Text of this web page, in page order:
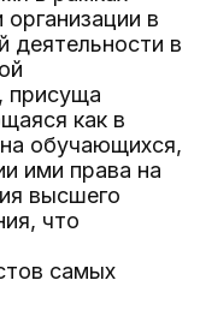
в
деятельности в
присуща
как в
обучающихся,
ими права на
высшего
что
самых